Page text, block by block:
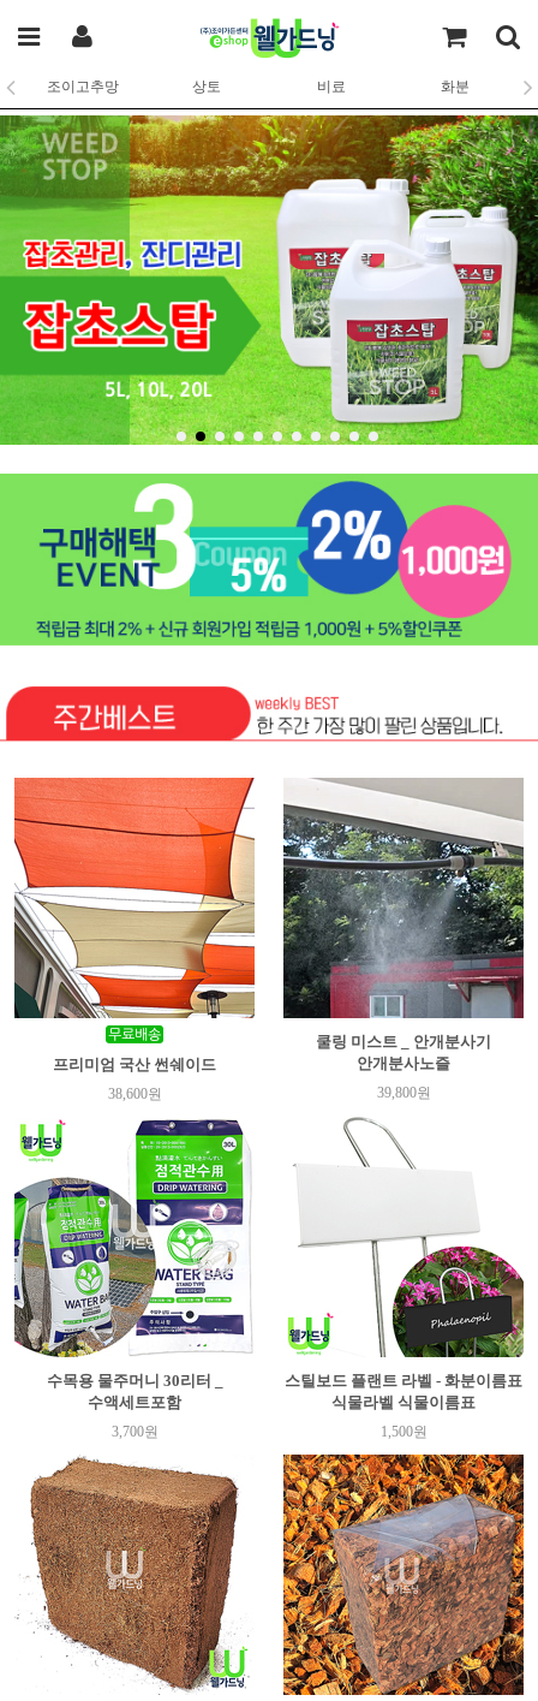
조이고추망 상토 비료 화분
프리미엄 국산 썬쉐이드
38,600원
쿨링 미스트 _ 안개분사기
안개분사노즐
39,800원
수목용 물주머니 30리터 _
수액세트포함
3,700원
스틸보드 플랜트 라벨 - 화분이름표
식물라벨 식물이름표
1,500원